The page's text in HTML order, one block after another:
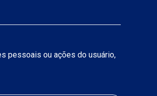
pessoais ou ações do usuário,